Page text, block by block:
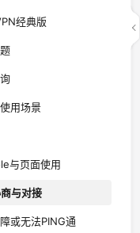
经典版
用场景
与页面使用
与对接
或无法PING通